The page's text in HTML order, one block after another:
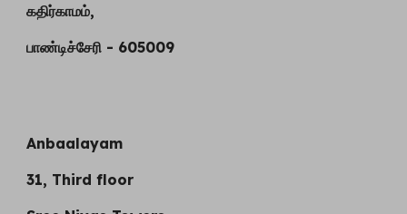
கதிர்காமம்,
பாண்டிச்சேரி - 605009
Anbaalayam
31, Third floor